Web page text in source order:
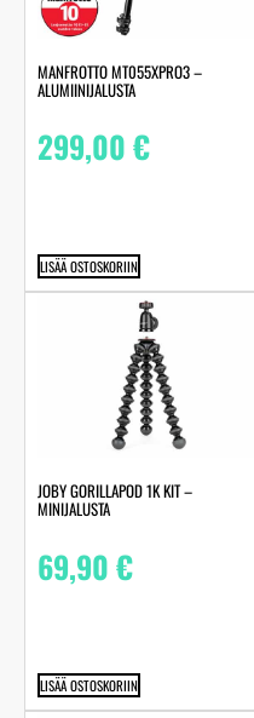
MANFROTTO MT055XPRO3 –
ALUMIINIJALUSTA
299,00€
LISÄÄ OSTOSKORIIN
JOBY GORILLAPOD 1K KIT –
MINIJALUSTA
69,90€
LISÄÄ OSTOSKORIIN